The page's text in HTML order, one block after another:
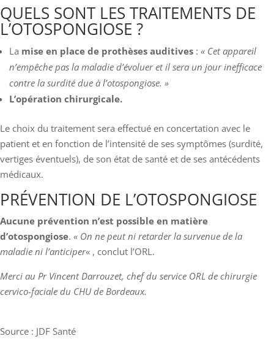
QUELS SONT LES TRAITEMENTS DE
L’OTOSPONGIOSE ?
La mise en place de prothèses auditives : « Cet appareil
n’empêche pas la maladie d’évoluer et il sera un jour inefficace
contre la surdité due à l’otospongiose. »
L’opération chirurgicale.
Le choix du traitement sera effectué en concertation avec le
patient et en fonction de l’intensité de ses symptômes (surdité,
vertiges éventuels), de son état de santé et de ses antécédents
médicaux.
PRÉVENTION DE L’OTOSPONGIOSE
Aucune prévention n’est possible en matière
d’otospongiose. « On ne peut ni retarder la survenue de la
maladie ni l’anticiper« , conclut l’ORL.
Merci au Pr Vincent Darrouzet, chef du service ORL de chirurgie
cervico-faciale du CHU de Bordeaux.
Source : JDF Santé